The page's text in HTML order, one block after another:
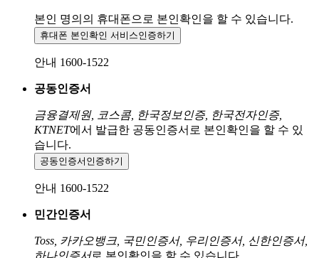
본인 명의의 휴대폰으로 본인확인을 할 수 있습니다.
휴대폰 본인확인 서비스인증하기
안내 1600-1522
공동인증서
금융결제원, 코스콤, 한국정보인증, 한국전자인증,
KTNET에서 발급한 공동인증서로 본인확인을 할 수 있
습니다.
공동인증서 인증하기
안내 1600-1522
민간인증서
Toss, 카카오뱅크, 국민인증서, 우리인증서, 신한인증서,